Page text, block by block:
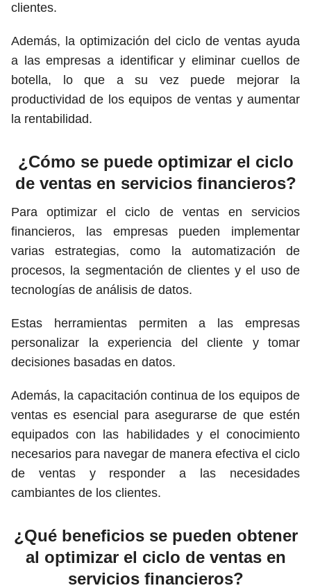
clientes.
Además, la optimización del ciclo de ventas ayuda
a las empresas a identificar y eliminar cuellos de
botella, lo que a su vez puede mejorar la
productividad de los equipos de ventas y aumentar
la rentabilidad.
¿Cómo se puede optimizar el ciclo
de ventas en servicios financieros?
Para optimizar el ciclo de ventas en servicios
financieros, las empresas pueden implementar
varias estrategias, como la automatización de
procesos, la segmentación de clientes y el uso de
tecnologías de análisis de datos.
Estas herramientas permiten a las empresas
personalizar la experiencia del cliente y tomar
decisiones basadas en datos.
Además, la capacitación continua de los equipos de
ventas es esencial para asegurarse de que estén
equipados con las habilidades y el conocimiento
necesarios para navegar de manera efectiva el ciclo
de ventas y responder a las necesidades
cambiantes de los clientes.
¿Qué beneficios se pueden obtener
al optimizar el ciclo de ventas en
servicios financieros?